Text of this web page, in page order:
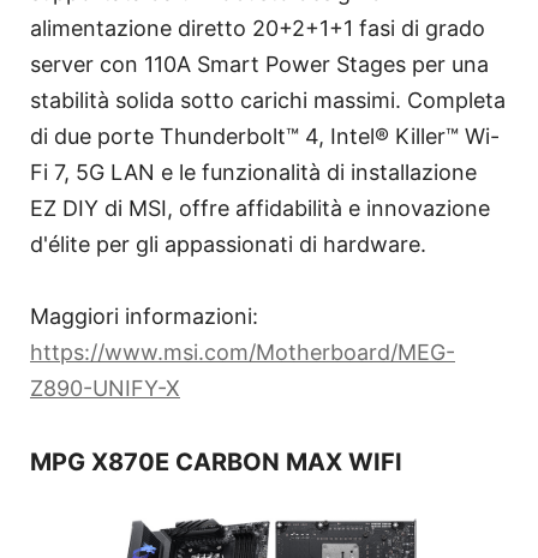
alimentazione diretto 20+2+1+1 fasi di grado
server con 110A Smart Power Stages per una
stabilità solida sotto carichi massimi. Completa
di due porte Thunderbolt™ 4, Intel® Killer™ Wi-
Fi 7, 5G LAN e le funzionalità di installazione
EZ DIY di MSI, offre affidabilità e innovazione
d'élite per gli appassionati di hardware.
Maggiori informazioni:
https://www.msi.com/Motherboard/MEG-
Z890-UNIFY-X
MPG X870E CARBON MAX WIFI